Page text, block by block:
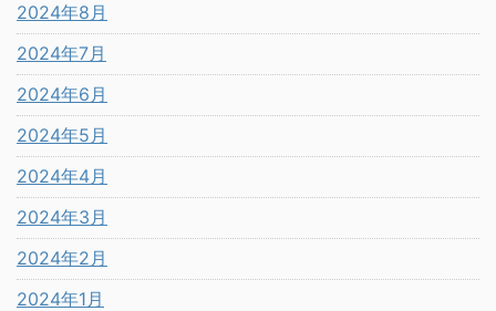
2024年8月
2024年7月
2024年6月
2024年5月
2024年4月
2024年3月
2024年2月
2024年1月